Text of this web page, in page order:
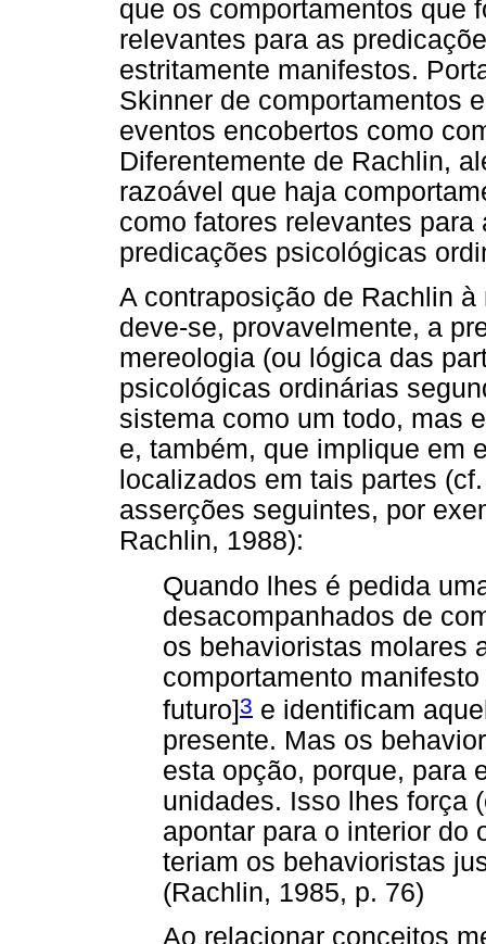
que os comportamentos que
relevantes para as
estritamente manifestos.
Skinner de comportamentos
eventos encobertos como
Diferentemente de Rachlin,
razoável que haja
como fatores relevantes
predicações psicológicas
A contraposição de Rachlin
deve-se, provavelmente, a
mereologia (ou lógica das
psicológicas ordinárias
sistema como um todo, mas
e, também, que implique em
localizados em tais partes
asserções seguintes, por
Rachlin, 1988):
Quando lhes é pedida
desacompanhados de
os behavioristas molares
comportamento
futuro]3 e identificam
presente. Mas os
esta opção, porque, para
unidades. Isso lhes força
apontar para o interior do
teriam os behavioristas
(Rachlin, 1985, p. 76)
Ao relacionar conceitos